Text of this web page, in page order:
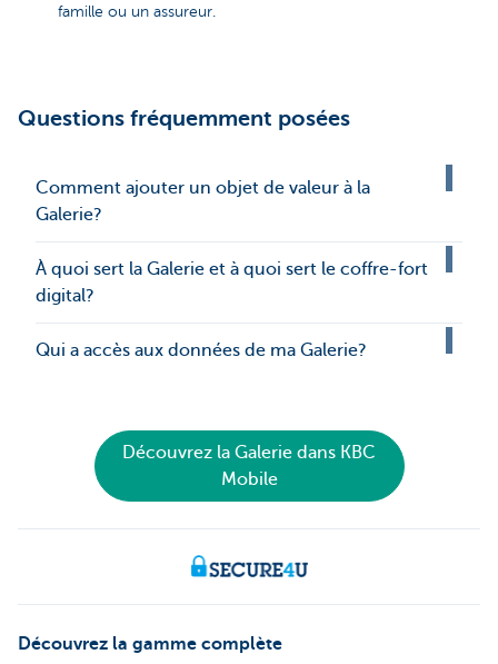
famille ou un assureur.
Questions fréquemment posées
Comment ajouter un objet de valeur à la
Galerie?
À quoi sert la Galerie et à quoi sert le coffre-fort
digital?
Qui a accès aux données de ma Galerie?
Découvrez la Galerie dans KBC
Mobile
Découvrez la gamme complète